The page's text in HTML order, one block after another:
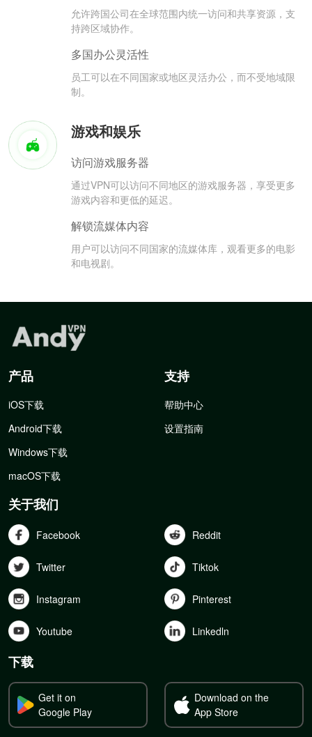
允许跨国公司在全球范围内统一访问和共享资源，支
持跨区域协作。
多国办公灵活性
员工可以在不同国家或地区灵活办公，而不受地域限
制。
游戏和娱乐
访问游戏服务器
通过VPN可以访问不同地区的游戏服务器，享受更多
游戏内容和更低的延迟。
解锁流媒体内容
用户可以访问不同国家的流媒体库，观看更多的电影
和电视剧。
产品
iOS下载
Android下载
Windows下载
macOS下载
支持
帮助中心
设置指南
关于我们
Facebook Reddit
Twitter Tiktok
Instagram Pinterest
Youtube Linkedln
下载
Get it on
Google Play
Download on the
App Store